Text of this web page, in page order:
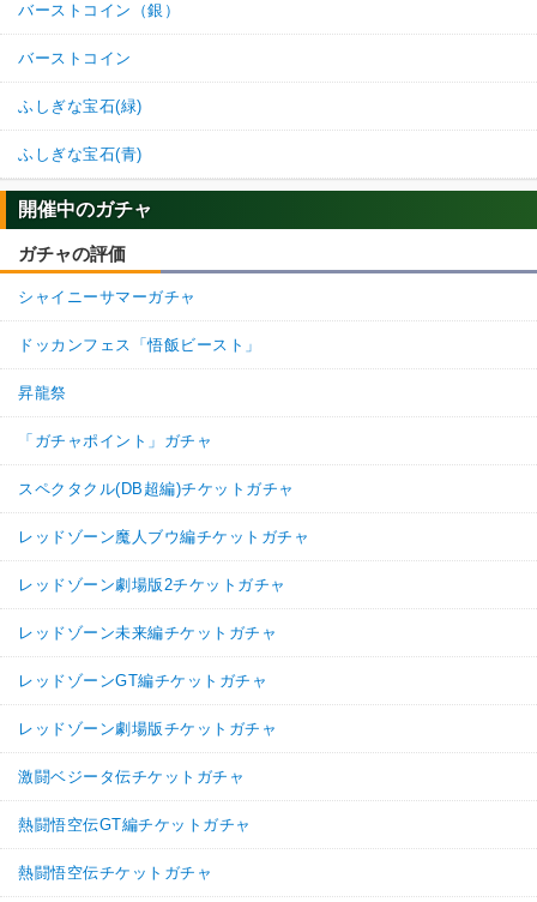
バーストコイン（銀）
バーストコイン
ふしぎな宝石(緑)
ふしぎな宝石(青)
開催中のガチャ
ガチャの評価
シャイニーサマーガチャ
ドッカンフェス「悟飯ビースト」
昇龍祭
「ガチャポイント」ガチャ
スペクタクル(DB超編)チケットガチャ
レッドゾーン魔人ブウ編チケットガチャ
レッドゾーン劇場版2チケットガチャ
レッドゾーン未来編チケットガチャ
レッドゾーンGT編チケットガチャ
レッドゾーン劇場版チケットガチャ
激闘ベジータ伝チケットガチャ
熱闘悟空伝GT編チケットガチャ
熱闘悟空伝チケットガチャ